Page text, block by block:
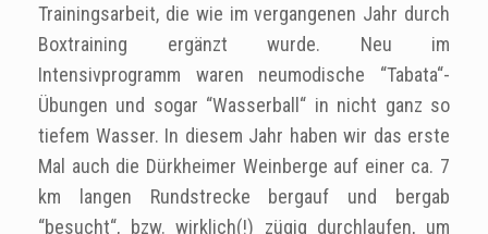
Trainingsarbeit, die wie im vergangenen Jahr durch
Boxtraining ergänzt wurde. Neu im
Intensivprogramm waren neumodische “Tabata“-
Übungen und sogar “Wasserball“ in nicht ganz so
tiefem Wasser. In diesem Jahr haben wir das erste
Mal auch die Dürkheimer Weinberge auf einer ca. 7
km langen Rundstrecke bergauf und bergab
“besucht“, bzw. wirklich(!) zügig durchlaufen, um